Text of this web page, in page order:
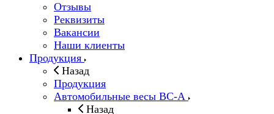
Отзывы
Реквизиты
Вакансии
Наши клиенты
Продукция
Назад
Продукция
Автомобильные весы ВС-А
Назад